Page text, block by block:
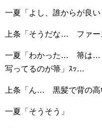
一夏「よし、誰からが良い
上条「そうだな… ファー
一夏「わかった… 箒は…
写ってるのが箒」ｽｯ…
上条「ん… 黒髪で背の高
一夏「そうそう」